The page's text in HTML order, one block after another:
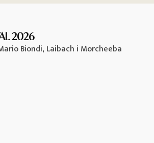
2026
Biondi, Laibach i Morcheeba